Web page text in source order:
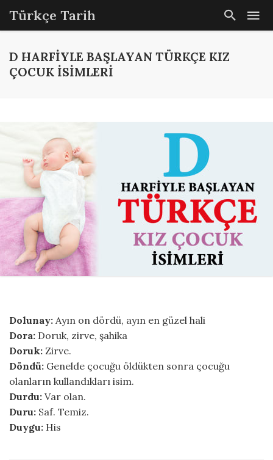
Türkçe Tarih
D HARFIYLE BAŞLAYAN TÜRKÇE KIZ
ÇOCUK ISIMLERI
Dolunay: Ayın on dördü, ayın en güzel hali
Dora: Doruk, zirve, şahika
Doruk: Zirve.
Döndü: Genelde çocuğu öldükten sonra çocuğu
olanların kullandıkları isim.
Durdu: Var olan.
Duru: Saf. Temiz.
Duygu: His